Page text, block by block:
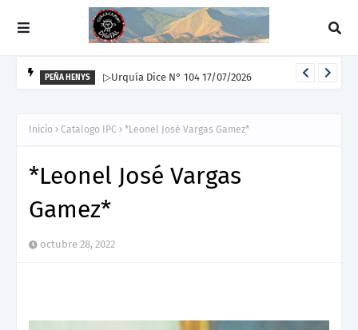
PEÑA HENYS ▷Urquía Dice N° 104 17/07/2026
Inicio Catalogo IPC *Leonel José Vargas Gamez*
*Leonel José Vargas
Gamez*
octubre 28, 2022